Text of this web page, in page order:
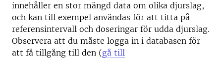
innehåller en stor mängd data om olika djurslag,
och kan till exempel användas för att titta på
referensintervall och doseringar för udda djurslag.
Observera att du måste logga in i databasen för
att få tillgång till den (gå till